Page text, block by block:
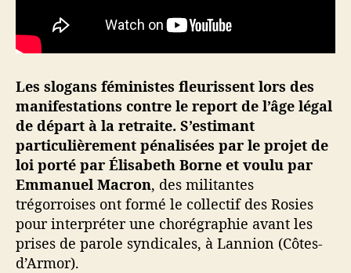
r
e
(
s
u
r
l
a
Les slogans féministes fleurissent lors des
manifestations contre le report de l’âge légal
de départ à la retraite. S’estimant
particulièrement pénalisées par le projet de
loi porté par Élisabeth Borne et voulu par
Emmanuel Macron, des militantes
trégorroises ont formé le collectif des Rosies
pour interpréter une chorégraphie avant les
prises de parole syndicales, à Lannion (Côtes-
d’Armor).